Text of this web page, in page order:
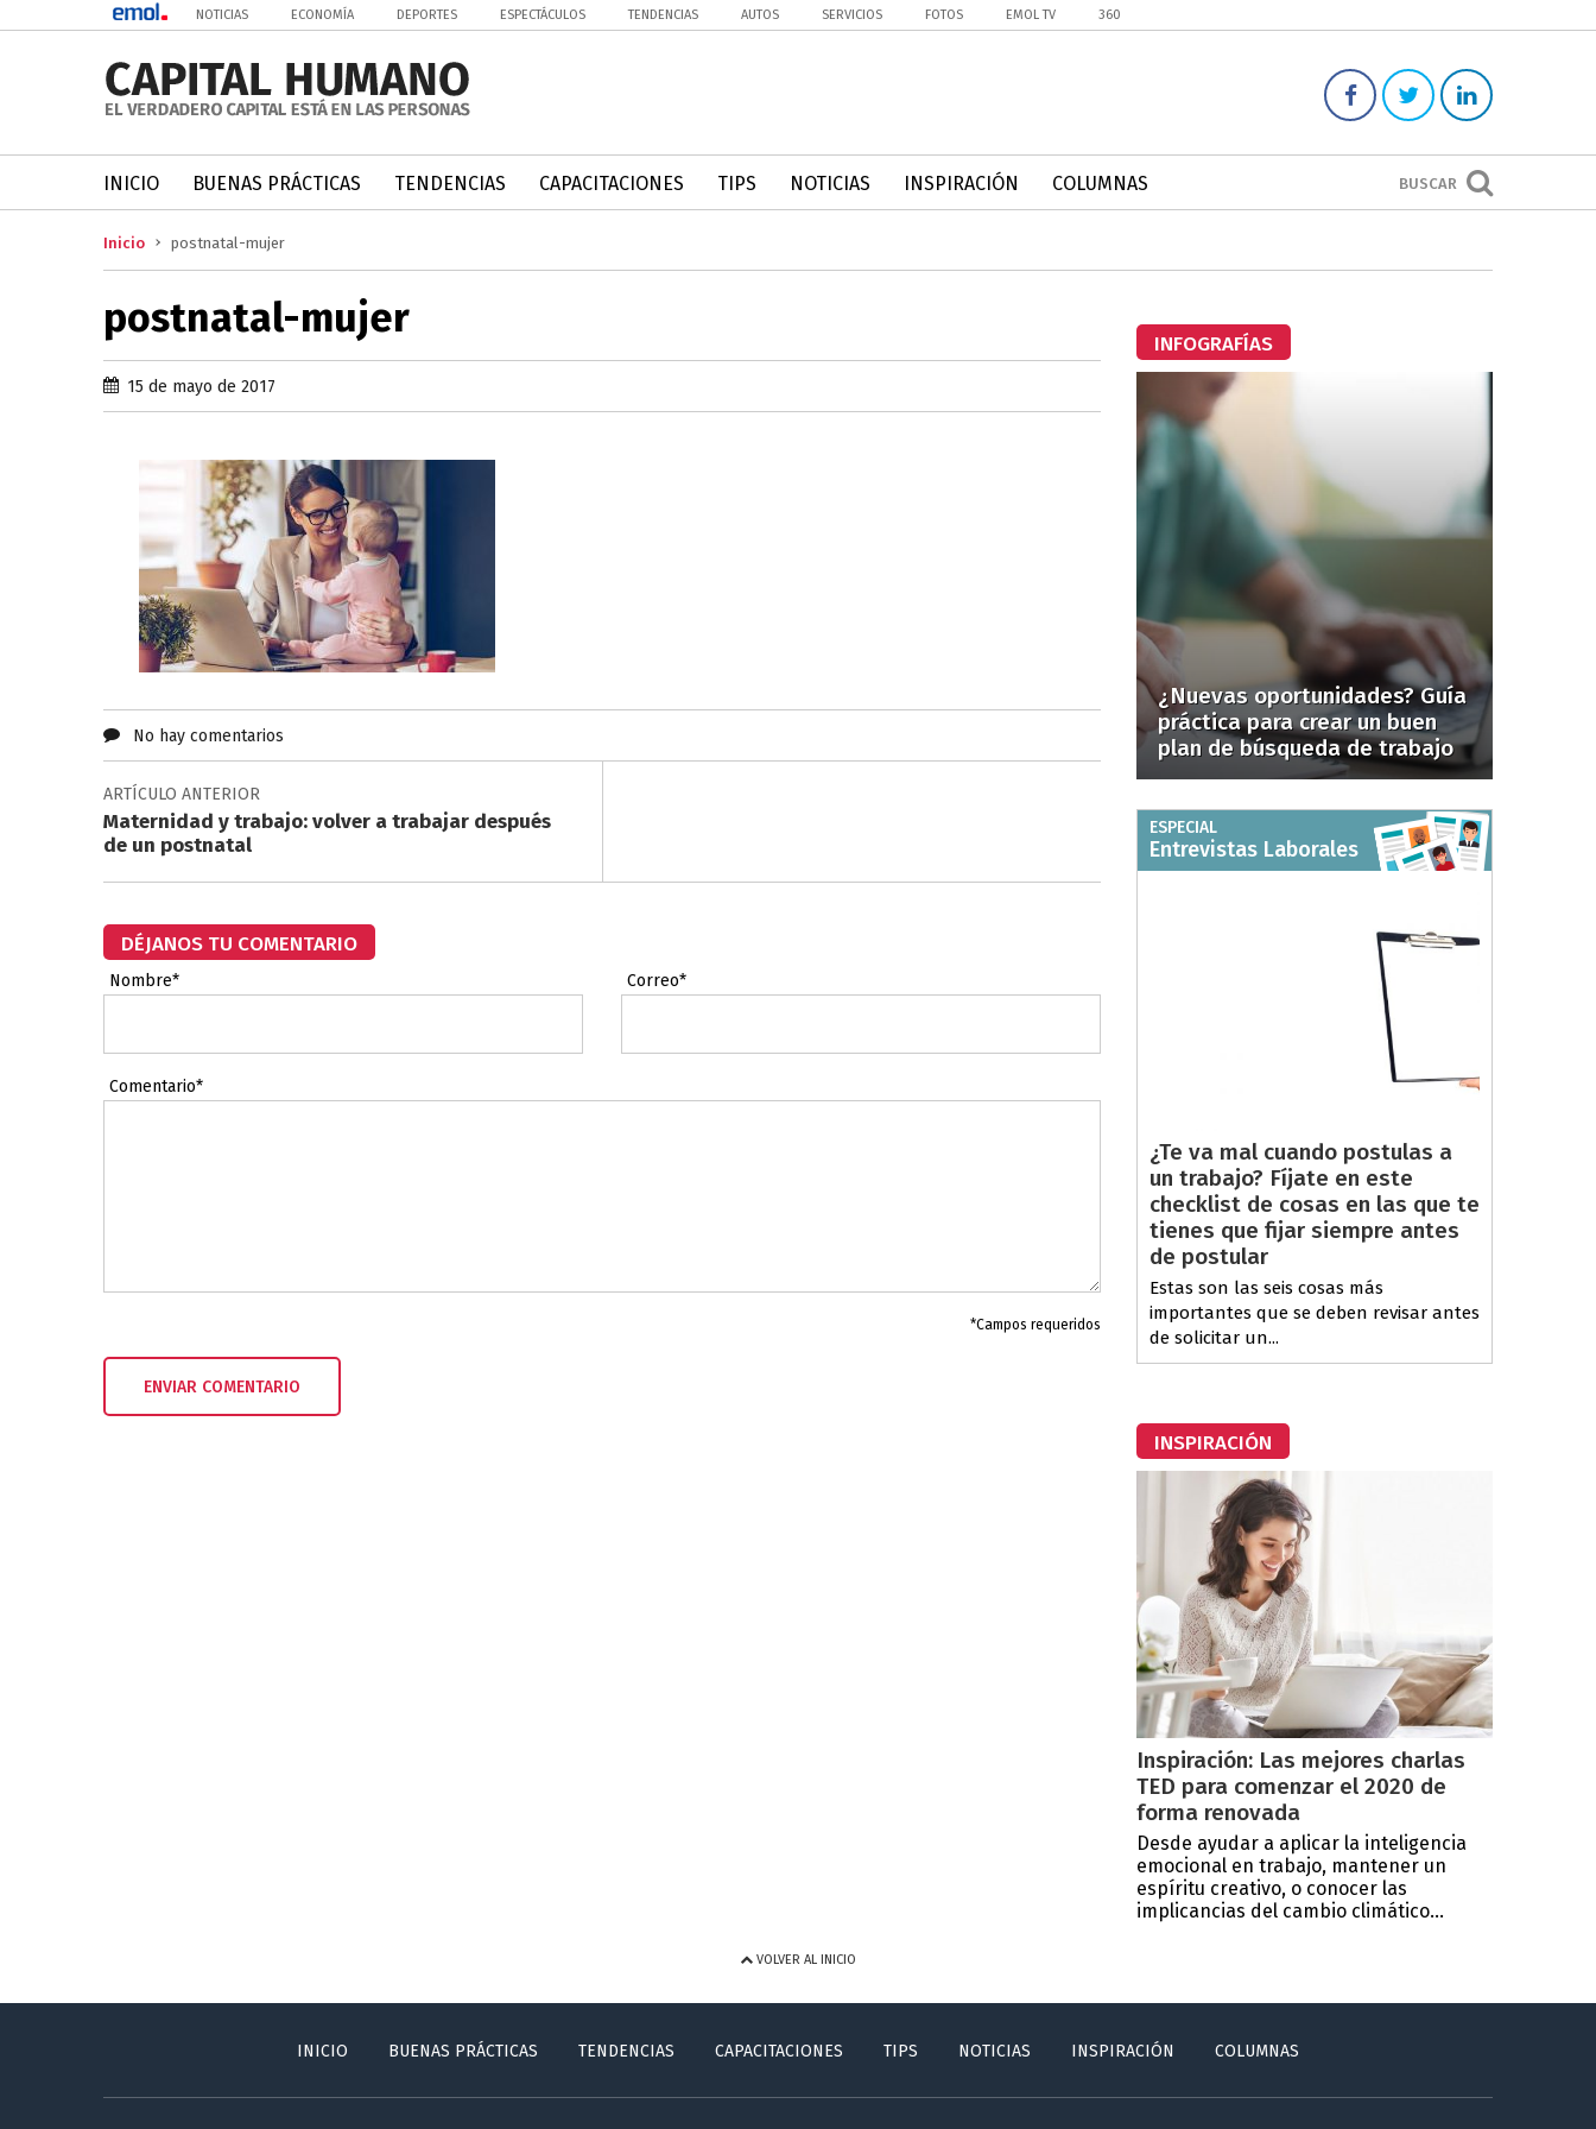
NOTICIAS ECONOMÍA DEPORTES ESPECTÁCULOS TENDENCIAS AUTOS SERVICIOS FOTOS EMOL TV 360
BUSCAR
INICIO BUENAS PRÁCTICAS TENDENCIAS CAPACITACIONES TIPS NOTICIAS INSPIRACIÓN COLUMNAS
Inicio postnatal-mujer
postnatal-mujer
15 de mayo de 2017
No hay comentarios
ARTÍCULO ANTERIOR
Maternidad y trabajo: volver a trabajar después
de un postnatal
DÉJANOS TU COMENTARIO
Nombre* Correo*
Comentario*
*Campos requeridos
INFOGRAFÍAS
¿Nuevas oportunidades? Guía
práctica para crear un buen
plan de búsqueda de trabajo
ESPECIAL
Entrevistas Laborales
¿Te va mal cuando postulas a
un trabajo? Fíjate en este
checklist de cosas en las que te
tienes que fijar siempre antes
de postular
Estas son las seis cosas más
importantes que se deben revisar antes
de solicitar un...
INSPIRACIÓN
Inspiración: Las mejores charlas
TED para comenzar el 2020 de
forma renovada
Desde ayudar a aplicar la inteligencia
emocional en trabajo, mantener un
espíritu creativo, o conocer las
implicancias del cambio climático...
VOLVER AL INICIO
INICIO BUENAS PRÁCTICAS TENDENCIAS CAPACITACIONES TIPS NOTICIAS INSPIRACIÓN COLUMNAS